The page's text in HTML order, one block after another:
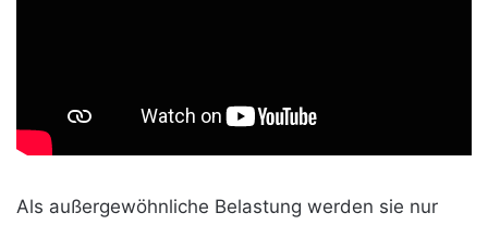
Als außergewöhnliche Belastung werden sie nur